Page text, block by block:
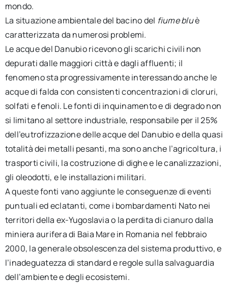
mondo.
La situazione ambientale del bacino del fiume bluè
caratterizzata da numerosi problemi.
Le acque del Danubio ricevono gli scarichi civili non
depurati dalle maggiori città e dagli affluenti; il
fenomeno sta progressivamente interessando anche le
acque di falda con consistenti concentrazioni di cloruri,
solfati e fenoli. Le fonti di inquinamento e di degrado non
si limitano al settore industriale, responsabile per il 25%
dell’eutrofizzazione delle acque del Danubio e della quasi
totalità dei metalli pesanti, ma sono anche l’agricoltura, i
trasporti civili, la costruzione di dighe e le canalizzazioni,
gli oleodotti, e le installazioni militari.
A queste fonti vano aggiunte le conseguenze di eventi
puntuali ed eclatanti, come i bombardamenti Nato nei
territori della ex-Yugoslavia o la perdita di cianuro dalla
miniera aurifera di Baia Mare in Romania nel febbraio
2000, la generale obsolescenza del sistema produttivo, e
l’inadeguatezza di standard e regole sulla salvaguardia
dell’ambiente e degli ecosistemi.